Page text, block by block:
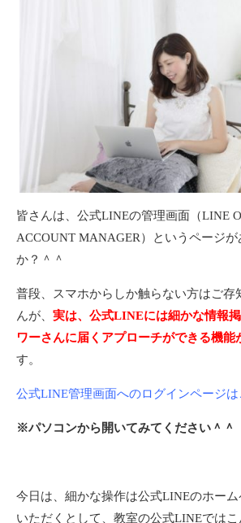
皆さんは、公式LINEの管理画面（LINE
ACCOUNT MANAGER）というページ
か？＾＾
普段、スマホからしか触らない方はご存
んが、 実は、公式LINEには細かな情報
ワーさんに届くアプローチができる機能
す。
公式LINE管理画面へのログインページは
※パソコンから開いてみてください＾＾
今日は、細かな操作は公式LINEのホー
いただくとして、教室の公式LINEでは